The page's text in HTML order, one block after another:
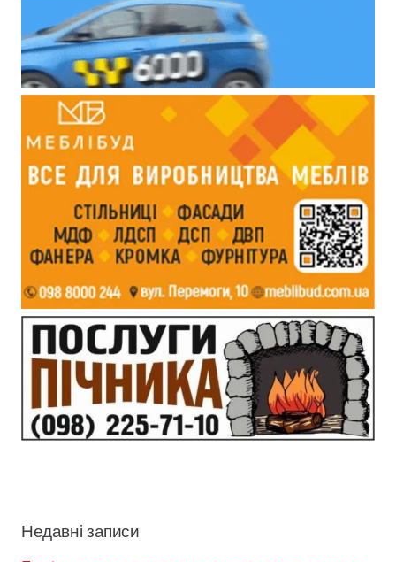
Недавні записи